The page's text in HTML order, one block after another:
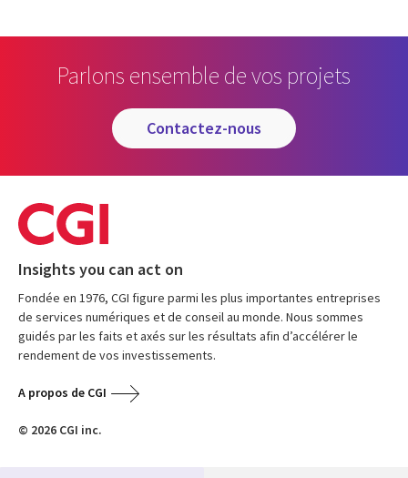
Parlons ensemble de vos projets
contactez-nous
Insights you can act on
Fondée en 1976, CGI figure parmi les plus importantes entreprises
de services numériques et de conseil au monde. Nous sommes
guidés par les faits et axés sur les résultats afin d’accélérer le
rendement de vos investissements.
A propos de CGI
© 2026 CGI inc.